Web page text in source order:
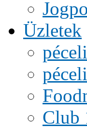
Üzletek
Club